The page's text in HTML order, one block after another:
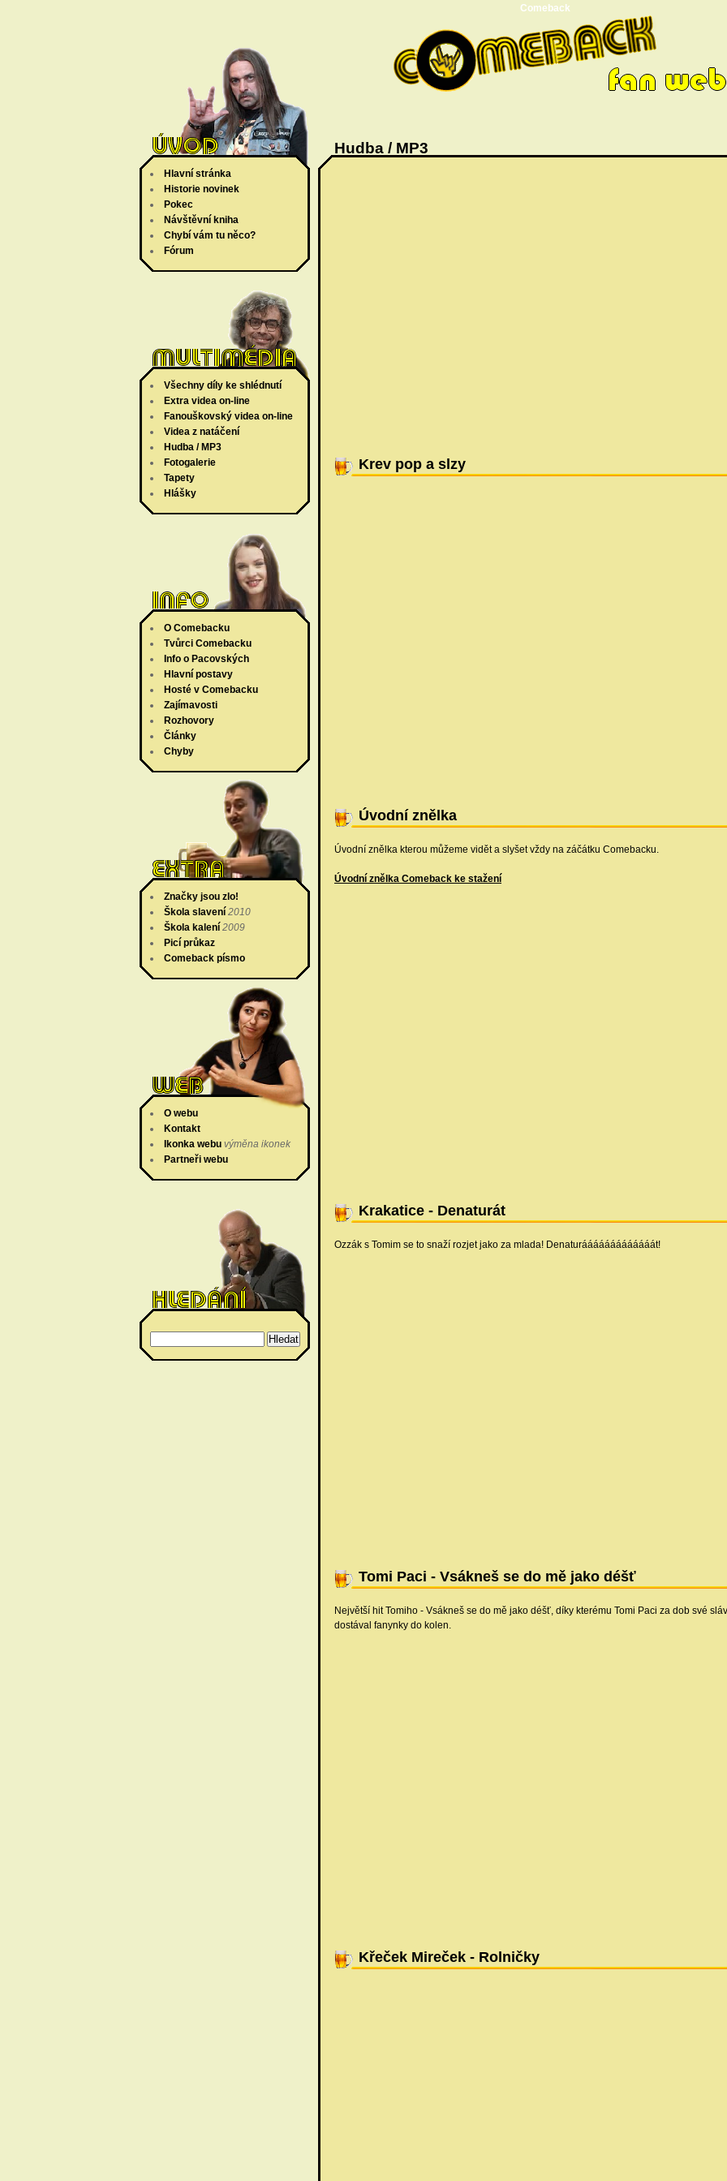
Comeback
Hlavní stránka
Historie novinek
Pokec
Návštěvní kniha
Chybí vám tu něco?
Fórum
Všechny díly ke shlédnutí
Extra videa on-line
Fanouškovský videa on-line
Videa z natáčení
Hudba / MP3
Fotogalerie
Tapety
Hlášky
O Comebacku
Tvůrci Comebacku
Info o Pacovských
Hlavní postavy
Hosté v Comebacku
Zajímavosti
Rozhovory
Články
Chyby
Značky jsou zlo!
Škola slavení 2010
Škola kalení 2009
Picí průkaz
Comeback písmo
O webu
Kontakt
Ikonka webu výměna ikonek
Partneři webu
Hudba / MP3
Krev pop a slzy
Úvodní znělka
Úvodní znělka kterou můžeme vidět a slyšet vždy na záčátku Comebacku.
Úvodní znělka Comeback ke stažení
Krakatice - Denaturát
Ozzák s Tomim se to snaží rozjet jako za mlada! Denaturááááááááááááát!
Tomi Paci - Vsákneš se do mě jako déšť
Největší hit Tomiho - Vsákneš se do mě jako déšť, díky kterému Tomi Paci za dob své
dostával fanynky do kolen.
Křeček Mireček - Rolničky